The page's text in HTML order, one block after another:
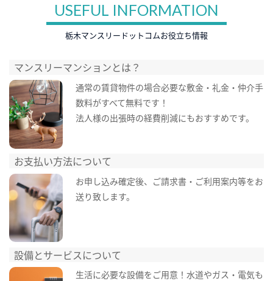
USEFUL INFORMATION
栃木マンスリードットコムお役立ち情報
マンスリーマンションとは？
通常の賃貸物件の場合必要な敷金・礼金・仲介手
数料がすべて無料です！
法人様の出張時の経費削減にもおすすめです。
お支払い方法について
お申し込み確定後、ご請求書・ご利用案内等をお
送り致します。
設備とサービスについて
生活に必要な設備をご用意！水道やガス・電気も